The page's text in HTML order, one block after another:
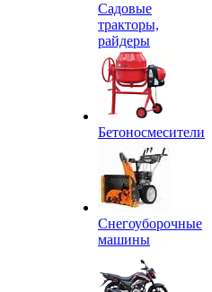
Садовые
тракторы,
райдеры
Бетоносмесители
Снегоуборочные
машины